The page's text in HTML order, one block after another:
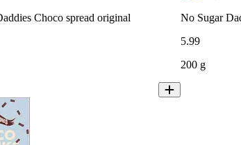
Choco spread original
No Sugar
5.99
200 g